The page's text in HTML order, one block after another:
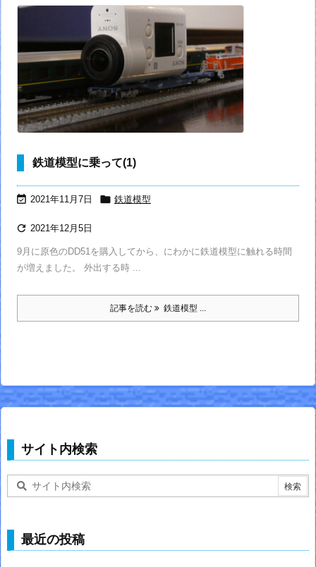
鉄道模型に乗って(1)
 2021年11月7日  鉄道模型
 2021年12月5日
9月に原色のDD51を購入してから、にわかに鉄道模型に触れる時間
が増えました。 外出する時 ...
記事を読む 鉄道模型 ...
サイト内検索
最近の投稿